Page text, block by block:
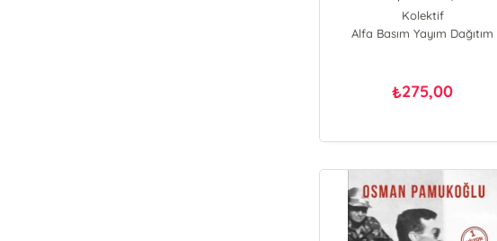
Kolektif
Alfa Basım Yayım Dağıtım
₺275,00